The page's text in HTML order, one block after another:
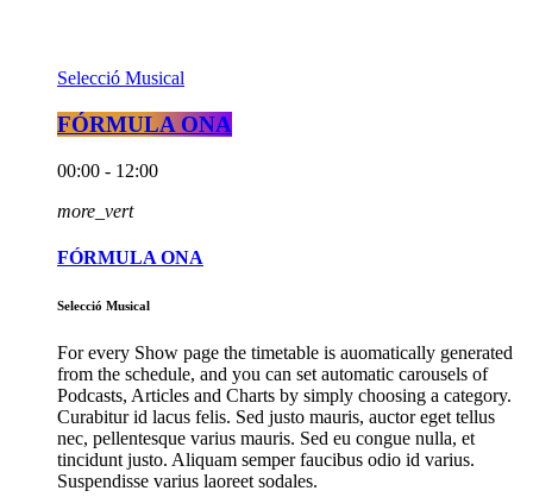
Selecció Musical
FÓRMULA ONA
00:00 - 12:00
more_vert
FÓRMULA ONA
Selecció Musical
For every Show page the timetable is auomatically generated
from the schedule, and you can set automatic carousels of
Podcasts, Articles and Charts by simply choosing a category.
Curabitur id lacus felis. Sed justo mauris, auctor eget tellus
nec, pellentesque varius mauris. Sed eu congue nulla, et
tincidunt justo. Aliquam semper faucibus odio id varius.
Suspendisse varius laoreet sodales.